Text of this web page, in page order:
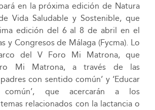
en la próxima edición de Natura
Vida Saludable y Sostenible, que
edición del 6 al 8 de abril en el
y Congresos de Málaga (Fycma). Lo
del V Foro Mi Matrona, que
Mi Matrona, a través de las
con sentido común’ y ‘Educar
que acercarán a los
relacionados con la lactancia o